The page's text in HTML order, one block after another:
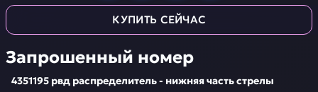
КУПИТЬ СЕЙЧАС
Запрошенный номер
4351195 рвд распределитель - нижняя часть стрелы